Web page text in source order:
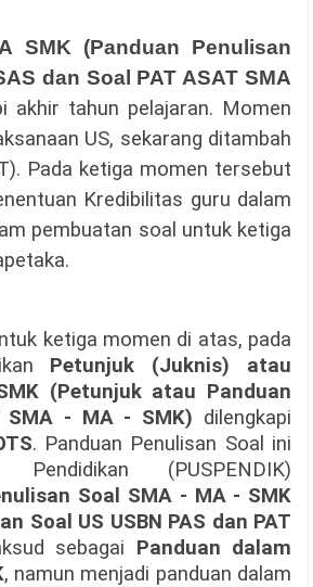
SMK (Panduan Penulisan
dan Soal PAT ASAT SMA
akhir tahun pelajaran. Momen
US, sekarang ditambah
Pada ketiga momen tersebut
Kredibilitas guru dalam
pembuatan soal untuk ketiga
ketiga momen di atas, pada
Petunjuk (Juknis) atau
(Petunjuk atau Panduan
SMA - MA - SMK) dilengkapi
. Panduan Penulisan Soal ini
(PUSPENDIK)
Soal SMA - MA - SMK
Soal US USBN PAS dan PAT
sebagai Panduan dalam
, namun menjadi panduan dalam